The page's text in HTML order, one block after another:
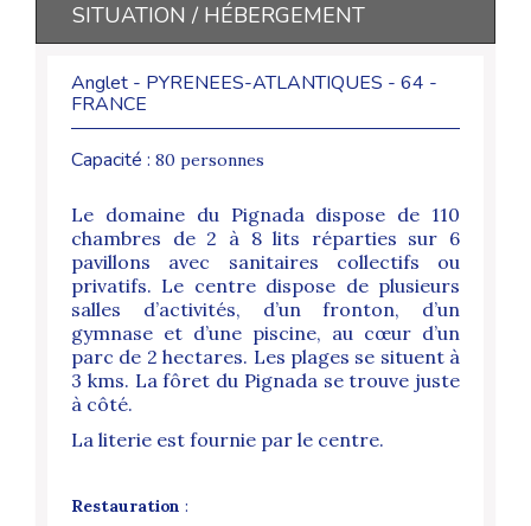
SITUATION / HÉBERGEMENT
Anglet - PYRENEES-ATLANTIQUES - 64 -
FRANCE
Capacité : 80 personnes
Le domaine du Pignada dispose de 110
chambres de 2 à 8 lits réparties sur 6
pavillons avec sanitaires collectifs ou
privatifs. Le centre dispose de plusieurs
salles d’activités, d’un fronton, d’un
gymnase et d’une piscine, au cœur d’un
parc de 2 hectares. Les plages se situent à
3 kms. La fôret du Pignada se trouve juste
à côté.
La literie est fournie par le centre.
Restauration :